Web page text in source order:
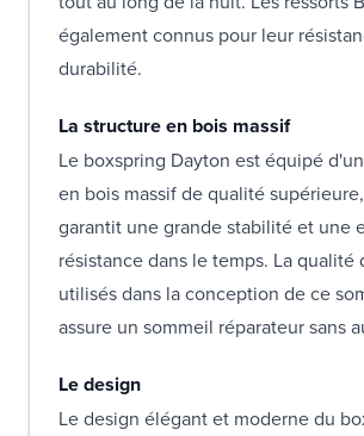
également connus pour leur
durabilité.
La structure en bois massif
Le boxspring Dayton est équipé
en bois massif de qualité
garantit une grande stabilité et une
résistance dans le temps. La qualité
utilisés dans la conception de ce
assure un sommeil réparateur sans
Le design
Le design élégant et moderne du